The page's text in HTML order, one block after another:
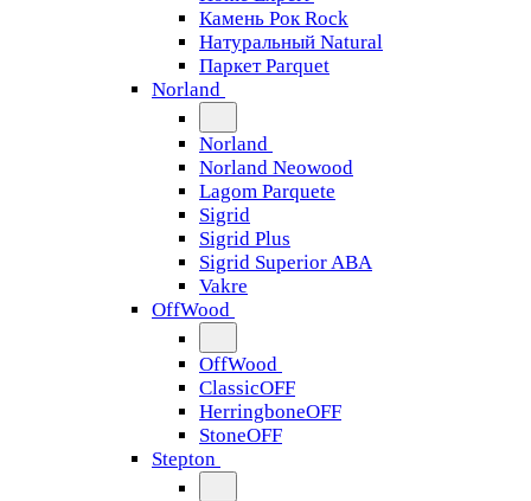
Камень Рок Rock
Натуральный Natural
Паркет Parquet
Norland
Norland
Norland Neowood
Lagom Parquete
Sigrid
Sigrid Plus
Sigrid Superior ABA
Vakre
OffWood
OffWood
ClassicOFF
HerringboneOFF
StoneOFF
Stepton